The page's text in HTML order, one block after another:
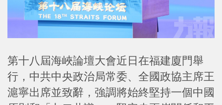
第十八屆海峽論壇大會近日在福建廈門舉
行，中共中央政治局常委、全國政協主席王
滬寧出席並致辭，強調將始終堅持一個中國